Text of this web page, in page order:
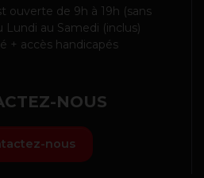
ouverte de 9h à 19h (sans
Lundi au Samedi (inclus)
+ accès handicapés
NOUS
nous